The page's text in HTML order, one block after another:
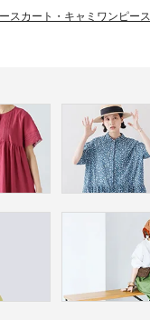
スカート・キャミワンピース